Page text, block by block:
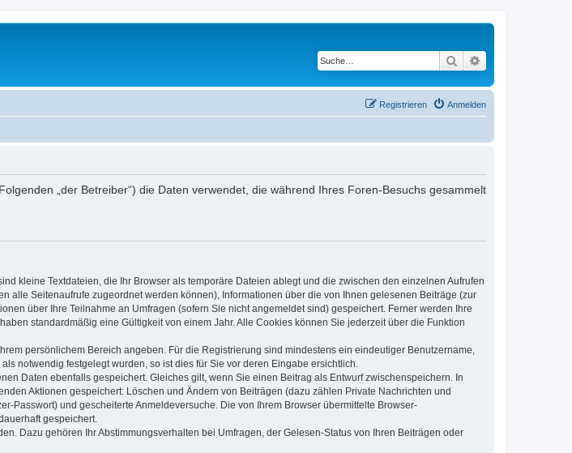
Suche
Anmelden
Registrieren
„der Betreiber“) die Daten verwendet, die während Ihres Foren-Besuchs gesammelt
kleine Textdateien, die Ihr Browser als temporäre Dateien ablegt und die zwischen den einzelnen Aufrufen
alle Seitenaufrufe zugeordnet werden können), Informationen über die von Ihnen gelesenen Beiträge (zur
über Ihre Teilnahme an Umfragen (sofern Sie nicht angemeldet sind) gespeichert. Ferner werden Ihre
standardmäßig eine Gültigkeit von einem Jahr. Alle Cookies können Sie jederzeit über die Funktion
persönlichem Bereich angeben. Für die Registrierung sind mindestens ein eindeutiger Benutzername,
notwendig festgelegt wurden, so ist dies für Sie vor deren Eingabe ersichtlich.
Daten ebenfalls gespeichert. Gleiches gilt, wenn Sie einen Beitrag als Entwurf zwischenspeichern. In
Aktionen gespeichert: Löschen und Ändern von Beiträgen (dazu zählen Private Nachrichten und
Passwort) und gescheiterte Anmeldeversuche. Die von Ihrem Browser übermittelte Browser-
gespeichert.
Dazu gehören Ihr Abstimmungsverhalten bei Umfragen, der Gelesen-Status von Ihren Beiträgen oder